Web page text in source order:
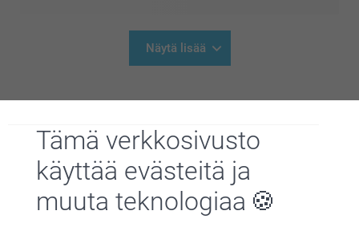
Tämä verkkosivusto
käyttää evästeitä ja
muuta teknologiaa
Näytä lisää
Miksismartphoto